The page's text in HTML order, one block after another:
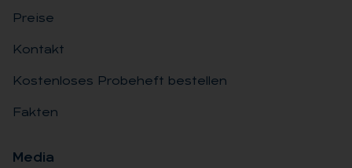
Preise
Kontakt
Kostenloses Probeheft bestellen
Fakten
Me­dia